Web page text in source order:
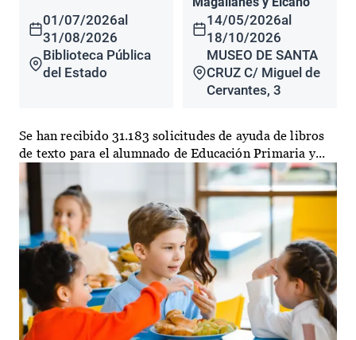
01/07/2026al
31/08/2026
Biblioteca Pública
del Estado
14/05/2026al
18/10/2026
MUSEO DE SANTA
CRUZ C/ Miguel de
Cervantes, 3
Se han recibido 31.183 solicitudes de ayuda de libros
de texto para el alumnado de Educación Primaria y...